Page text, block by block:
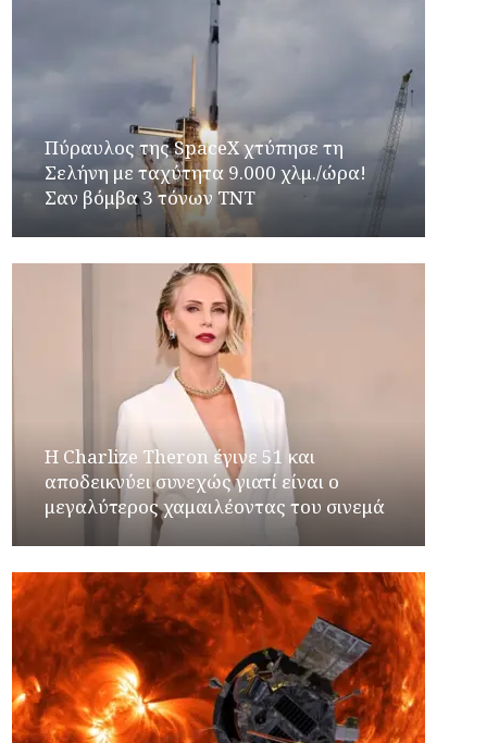
Πύραυλος της SpaceX χτύπησε τη
Σελήνη με ταχύτητα 9.000 χλμ./ώρα!
Σαν βόμβα 3 τόνων TNT
Η Charlize Theron έγινε 51 και
αποδεικνύει συνεχώς γιατί είναι ο
μεγαλύτερος χαμαιλέοντας του σινεμά